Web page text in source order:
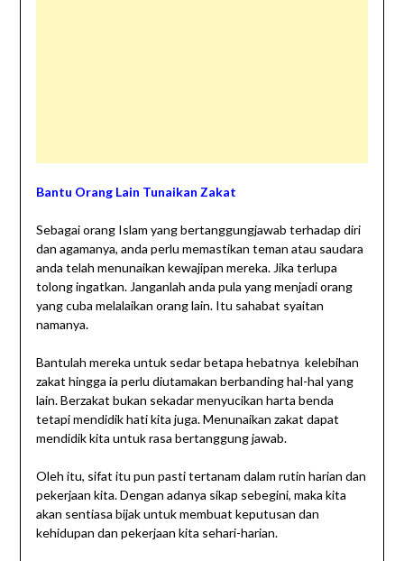
Bantu Orang Lain Tunaikan Zakat
Sebagai orang Islam yang bertanggungjawab terhadap diri
dan agamanya, anda perlu memastikan teman atau saudara
anda telah menunaikan kewajipan mereka. Jika terlupa
tolong ingatkan. Janganlah anda pula yang menjadi orang
yang cuba melalaikan orang lain. Itu sahabat syaitan
namanya.
Bantulah mereka untuk sedar betapa hebatnya kelebihan
zakat hingga ia perlu diutamakan berbanding hal-hal yang
lain. Berzakat bukan sekadar menyucikan harta benda
tetapi mendidik hati kita juga. Menunaikan zakat dapat
mendidik kita untuk rasa bertanggung jawab.
Oleh itu, sifat itu pun pasti tertanam dalam rutin harian dan
pekerjaan kita. Dengan adanya sikap sebegini, maka kita
akan sentiasa bijak untuk membuat keputusan dan
kehidupan dan pekerjaan kita sehari-harian.